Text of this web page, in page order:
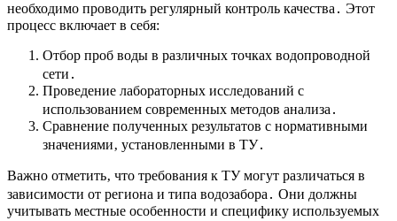
необходимо проводить регулярный контроль качества․ Этот
процесс включает в себя:
Отбор проб воды в различных точках водопроводной
сети․
Проведение лабораторных исследований с
использованием современных методов анализа․
Сравнение полученных результатов с нормативными
значениями‚ установленными в ТУ․
Важно отметить‚ что требования к ТУ могут различаться в
зависимости от региона и типа водозабора․ Они должны
учитывать местные особенности и специфику используемых